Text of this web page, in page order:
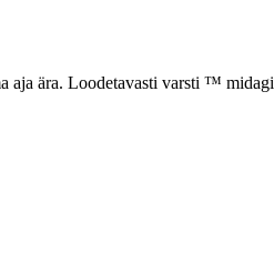
aja ära. Loodetavasti varsti ™